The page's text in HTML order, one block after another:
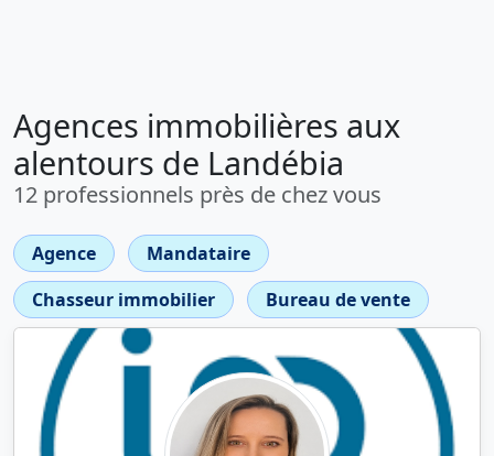
Agences immobilières aux
alentours de Landébia
12 professionnels près de chez vous
Agence
Mandataire
Chasseur immobilier
Bureau de vente